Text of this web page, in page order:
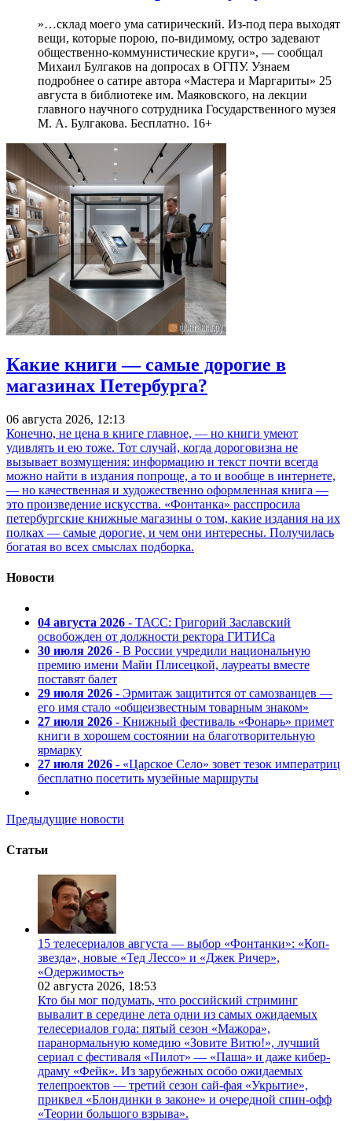
»…склад моего ума сатирический. Из-под пера выходят
вещи, которые порою, по-видимому, остро задевают
общественно-коммунистические круги», — сообщал
Михаил Булгаков на допросах в ОГПУ. Узнаем
подробнее о сатире автора «Мастера и Маргариты» 25
августа в библиотеке им. Маяковского, на лекции
главного научного сотрудника Государственного музея
М. А. Булгакова. Бесплатно. 16+
Какие книги — самые дорогие в
магазинах Петербурга?
06 августа 2026, 12:13
Конечно, не цена в книге главное, — но книги умеют
удивлять и ею тоже. Тот случай, когда дороговизна не
вызывает возмущения: информацию и текст почти всегда
можно найти в издания попроще, а то и вообще в интернете,
— но качественная и художественно оформленная книга —
это произведение искусства. «Фонтанка» расспросила
петербургские книжные магазины о том, какие издания на их
полках — самые дорогие, и чем они интересны. Получилась
богатая во всех смыслах подборка.
Новости
04 августа 2026 - ТАСС: Григорий Заславский
освобожден от должности ректора ГИТИСа
30 июля 2026 - В России учредили национальную
премию имени Майи Плисецкой, лауреаты вместе
поставят балет
29 июля 2026 - Эрмитаж защитится от самозванцев —
его имя стало «общеизвестным товарным знаком»
27 июля 2026 - Книжный фестиваль «Фонарь» примет
книги в хорошем состоянии на благотворительную
ярмарку
27 июля 2026 - «Царское Село» зовет тезок императриц
бесплатно посетить музейные маршруты
Предыдущие новости
Статьи
15 телесериалов августа — выбор «Фонтанки»: «Коп-
звезда», новые «Тед Лессо» и «Джек Ричер»,
«Одержимость»
02 августа 2026, 18:53
Кто бы мог подумать, что российский стриминг
вывалит в середине лета одни из самых ожидаемых
телесериалов года: пятый сезон «Мажора»,
паранормальную комедию «Зовите Витю!», лучший
сериал с фестиваля «Пилот» — «Паша» и даже кибер-
драму «Фейк». Из зарубежных особо ожидаемых
телепроектов — третий сезон сай-фая «Укрытие»,
приквел «Блондинки в законе» и очередной спин-офф
«Теории большого взрыва».